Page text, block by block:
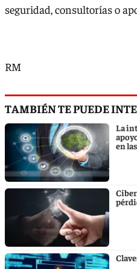
seguridad, consultorías o
RM
TAMBIÉN TE PUEDE
La
en